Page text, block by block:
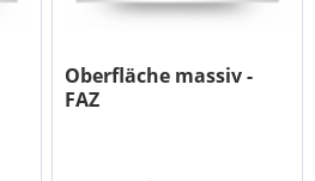
Oberfläche massiv -
FAZ